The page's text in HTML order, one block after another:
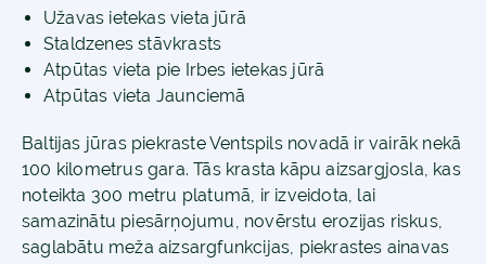
Užavas ietekas vieta jūrā
Staldzenes stāvkrasts
Atpūtas vieta pie Irbes ietekas jūrā
Atpūtas vieta Jaunciemā
Baltijas jūras piekraste Ventspils novadā ir vairāk nekā
100 kilometrus gara. Tās krasta kāpu aizsargjosla, kas
noteikta 300 metru platumā, ir izveidota, lai
samazinātu piesārņojumu, novērstu erozijas riskus,
saglabātu meža aizsargfunkcijas, piekrastes ainavas